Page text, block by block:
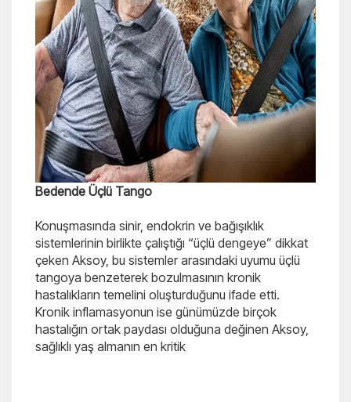
Bedende Üçlü Tango
Konuşmasında sinir, endokrin ve bağışıklık
sistemlerinin birlikte çalıştığı “üçlü dengeye” dikkat
çeken Aksoy, bu sistemler arasındaki uyumu üçlü
tangoya benzeterek bozulmasının kronik
hastalıkların temelini oluşturduğunu ifade etti.
Kronik inflamasyonun ise günümüzde birçok
hastalığın ortak paydası olduğuna değinen Aksoy,
sağlıklı yaş almanın en kritik